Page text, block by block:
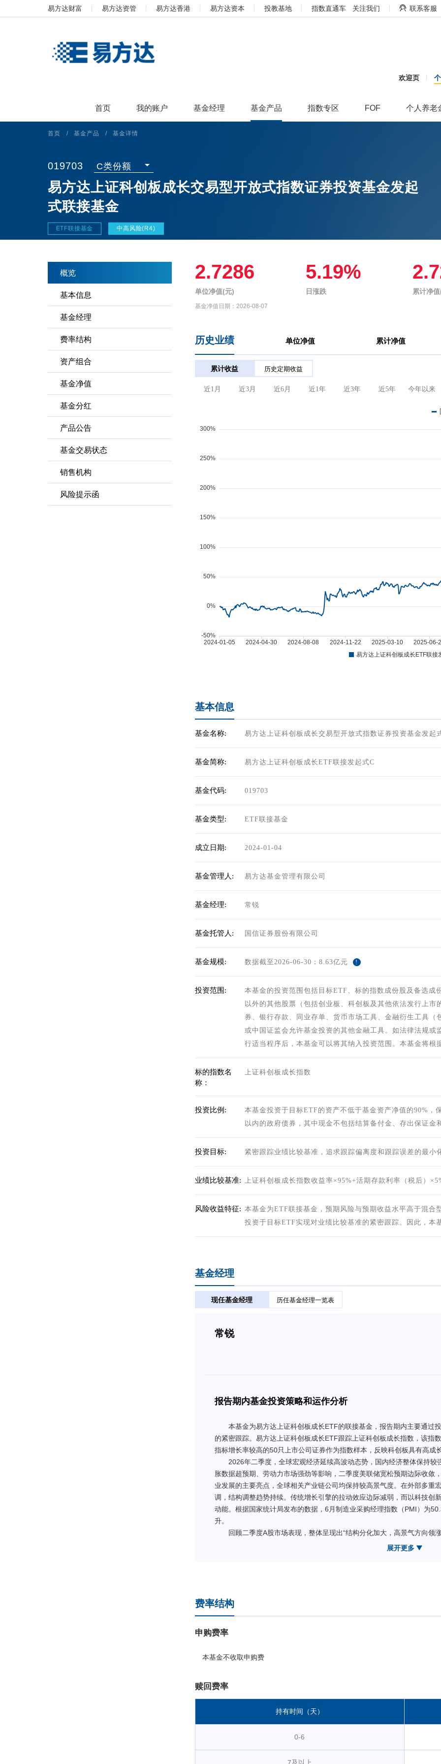
易方达财富 易方达资管 易方达香港 易方达资本 投教基地 指数直通车 关注我们 联系客服
欢迎页
首页 我的账户 基金经理 基金产品 指数专区 FOF 个人养老
首页 / 基金产品 / 基金详情
019703 C类份额
易方达上证科创板成长交易型开放式指数证券投资基金发起
式联接基金
ETF联接基金 中高风险(R4)
概览
基本信息
基金经理
费率结构
资产组合
基金净值
基金分红
产品公告
基金交易状态
销售机构
风险提示函
2.7286
单位净值(元)
5.19%
日涨跌 累计净
基金净值日期： 2026-08-07
历史业绩 单位净值 累计净值
累计收益 历史定期收益
近1月 近3月 近6月 近1年 近3年 近5年 今年以来
基本信息
基金名称: 易方达上证科创板成长交易型开放式指数证券投资基金发起
基金简称: 易方达上证科创板成长ETF联接发起式C
基金代码: 019703
基金类型: ETF联接基金
成立日期: 2024-01-04
基金管理人: 易方达基金管理有限公司
基金经理: 常锐
基金托管人: 国信证券股份有限公司
基金规模: 数据截至2026-06-30：8.63亿元 !
投资范围:
本基金的投资范围包括目标ETF、标的指数成份股及备选成
以外的其他股票（包括创业板、科创板及其他依法发行上
券、银行存款、同业存单、货币市场工具、金融衍生工具
或中国证监会允许基金投资的其他金融工具。如法律法规
行适当程序后，本基金可以将其纳入投资范围。本基金将根
标的指数名
称：
上证科创板成长指数
投资比例:
本基金投资于目标ETF的资产不低于基金资产净值的90%，
以内的政府债券，其中现金不包括结算备付金、存出保证金
投资目标: 紧密跟踪业绩比较基准，追求跟踪偏离度和跟踪误差的最小
业绩比较基准: 上证科创板成长指数收益率×95%+活期存款利率（税后）
风险收益特征: 本基金为ETF联接基金，预期风险与预期收益水平高于混合
投资于目标ETF实现对业绩比较基准的紧密跟踪。因此，本
基金经理
现任基金经理 历任基金经理一览表
常锐
报告期内基金投资策略和运作分析
本基金为易方达上证科创板成长ETF的联接基金，报告期内主要通过
的紧密跟踪。易方达上证科创板成长ETF跟踪上证科创板成长指数，该指
指标增长率较高的50只上市公司证券作为指数样本，反映科创板具有高成
2026年二季度，全球宏观经济延续高波动态势，国内经济整体保持
胀数据超预期、劳动力市场强劲等影响，二季度美联储宽松预期边际收敛
业发展的主要亮点，全球相关产业链公司均保持较高景气度。在外部多重
调，结构调整趋势持续。传统增长引擎的拉动效应边际减弱，而以科技创
动能。根据国家统计局发布的数据，6月制造业采购经理指数（PMI）为
升。
回顾二季度A股市场表现，整体呈现出“结构分化加大，高景气方向领
股日均成交额较一季度进一步上行，其中科技成长板块成交尤为活跃。随
创属性较强的高成长性细分板块，有望持续受益于国内科技创新政策支持
承载板块，同时在科创成长层政策的持续支持下，科创板预计将持续有具
成长指数的样本池持续输送优质后备力量。
展开更多
费率结构
申购费率
本基金不收取申购费
赎回费率
持有时间（天）
0-6